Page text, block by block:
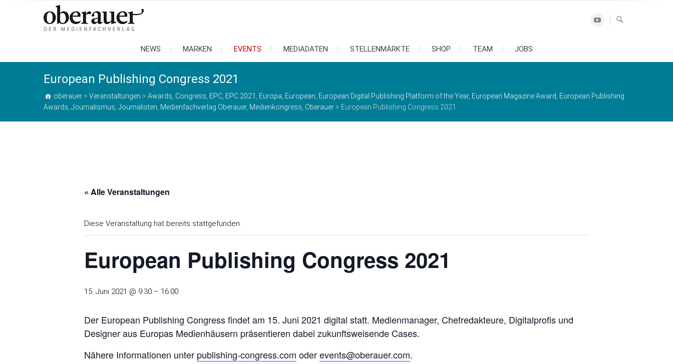
oberauer
der medienfachverlag Youtube
NEWS MARKEN EVENTS MEDIADATEN STELLENMÄRKTE SHOP TEAM JOBS
European Publishing Congress 2021
oberauer > Veranstaltungen > Awards Congress EPC EPC 2021 Europa European European Digital Publishing Platform of the Year, European Magazine Award
European Publishing
Awards Journalismus Journalisten Medienfachverlag Oberauer, Medienkongress Oberauer > European Publishing Congress 2021
« Alle Veranstaltungen
Diese Veranstaltung hat bereits stattgefunden.
European Publishing Congress 2021
15. Juni 2021 @ 9:30 – 16:00
Der European Publishing Congress findet am 15. Juni 2021 digital statt. Medienmanager, Chefredakteure, Digitalprofis und
Designer aus Europas Medienhäusern präsentieren dabei zukunftsweisende Cases.
Nähere Informationen unter publishing-congress.com oderevents@oberauer.com.